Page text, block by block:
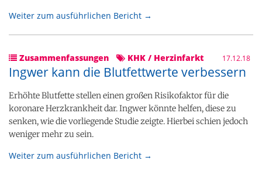
Weiter zum ausführlichen Bericht →
Zusammenfassungen KHK / Herzinfarkt 17.12.18
Ingwer kann die Blutfettwerte verbessern
Erhöhte Blutfette stellen einen großen Risikofaktor für die
koronare Herzkrankheit dar. Ingwer könnte helfen, diese zu
senken, wie die vorliegende Studie zeigte. Hierbei schien jedoch
weniger mehr zu sein.
Weiter zum ausführlichen Bericht →